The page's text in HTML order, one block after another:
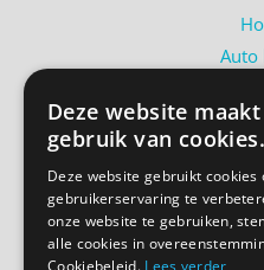
Auto
Deze website maakt
gebruik van cookies.
Deze website gebruikt cookies
gebruikerservaring te
onze website te gebruiken,
alle cookies in
Cookiebeleid. Lees verder